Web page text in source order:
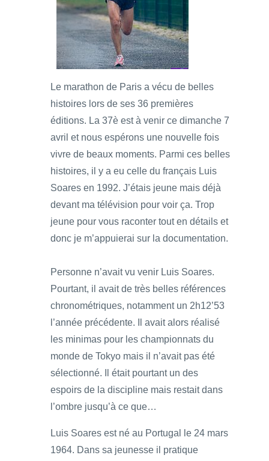
Le marathon de Paris a vécu de belles
histoires lors de ses 36 premières
éditions. La 37è est à venir ce dimanche 7
avril et nous espérons une nouvelle fois
vivre de beaux moments. Parmi ces belles
histoires, il y a eu celle du français Luis
Soares en 1992. J’étais jeune mais déjà
devant ma télévision pour voir ça. Trop
jeune pour vous raconter tout en détails et
donc je m’appuierai sur la documentation.
Personne n’avait vu venir Luis Soares.
Pourtant, il avait de très belles références
chronométriques, notamment un 2h12’53
l’année précédente. Il avait alors réalisé
les minimas pour les championnats du
monde de Tokyo mais il n’avait pas été
sélectionné. Il était pourtant un des
espoirs de la discipline mais restait dans
l’ombre jusqu’à ce que…
Luis Soares est né au Portugal le 24 mars
1964. Dans sa jeunesse il pratique